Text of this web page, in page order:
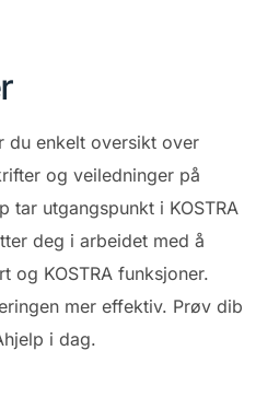
du enkelt oversikt over
og veiledninger på
tar utgangspunkt i KOSTRA
deg i arbeidet med å
og KOSTRA funksjoner.
mer effektiv. Prøv dib
i dag.